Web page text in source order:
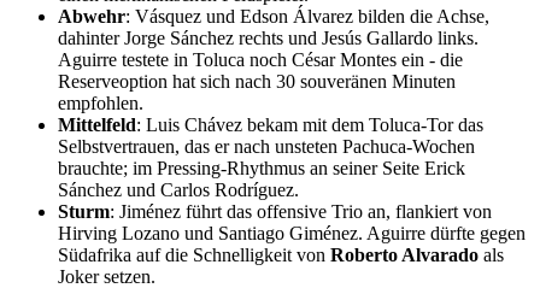
Abwehr: Vásquez und Edson Álvarez bilden die Achse,
dahinter Jorge Sánchez rechts und Jesús Gallardo links.
Aguirre testete in Toluca noch César Montes ein - die
Reserveoption hat sich nach 30 souveränen Minuten
empfohlen.
Mittelfeld: Luis Chávez bekam mit dem Toluca-Tor das
Selbstvertrauen, das er nach unsteten Pachuca-Wochen
brauchte; im Pressing-Rhythmus an seiner Seite Erick
Sánchez und Carlos Rodríguez.
Sturm: Jiménez führt das offensive Trio an, flankiert von
Hirving Lozano und Santiago Giménez. Aguirre dürfte gegen
Südafrika auf die Schnelligkeit von Roberto Alvarado als
Joker setzen.